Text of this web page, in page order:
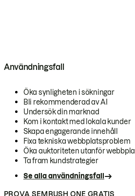
Användningsfall
Öka synligheten i sökningar
Bli rekommenderad av AI
Undersök din marknad
Kom i kontakt med lokala kunder
Skapa engagerande innehåll
Fixa tekniska webbplatsproblem
Öka auktoriteten utanför
Ta fram kundstrategier
Se alla användningsfall
PROVA SEMRUSH ONE GRATIS